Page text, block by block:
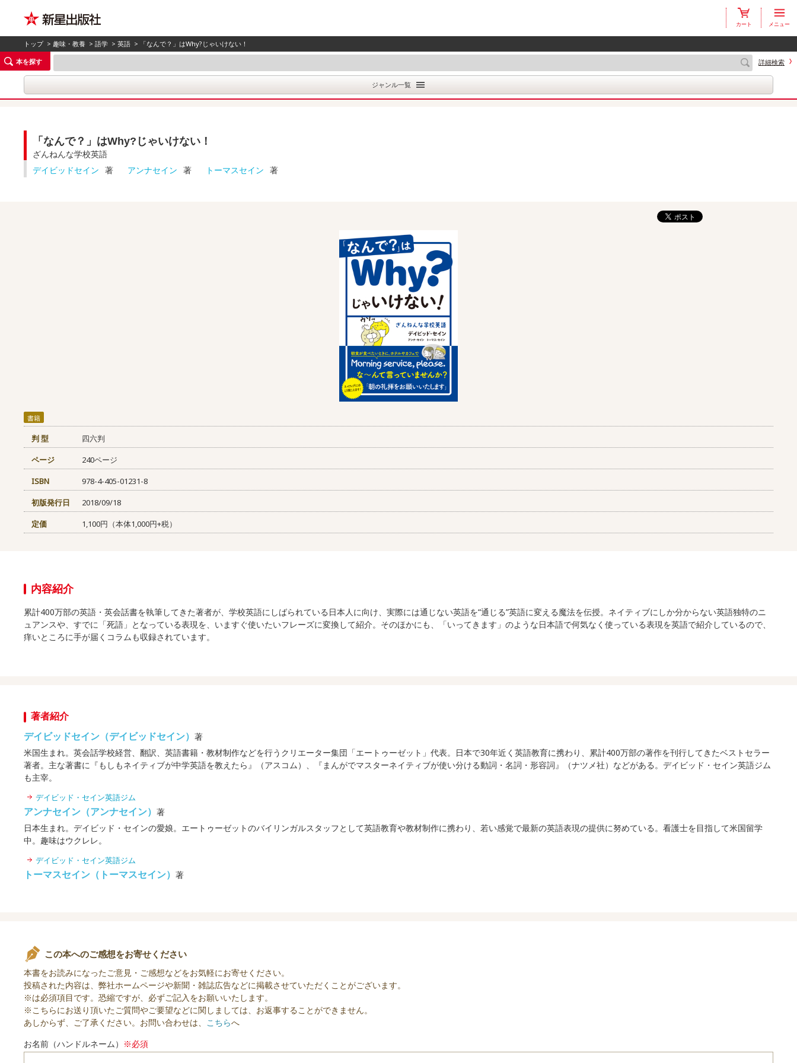
カート メニュー
トップ >趣味・教養 >語学 >英語 > 「なんで？」はWhy?じゃいけない！
本を探す
詳細検索
ジャンル一覧
「なんで？」はWhy?じゃいけない！
ざんねんな学校英語
デイビッドセイン 著 アンナセイン 著 トーマスセイン 著
書籍
判 型
四六判
ページ
240ページ
ISBN
978-4-405-01231-8
初版発行日
2018/09/18
定価
1,100円（本体1,000円+税）
内容紹介
累計400万部の英語・英会話書を執筆してきた著者が、学校英語にしばられている日本人に向け、実際には通じない英語を“通じる”英語に変える魔法を伝授。ネイティブにしか分からない英語独特のニ
ュアンスや、すでに「死語」となっている表現を、いますぐ使いたいフレーズに変換して紹介。そのほかにも、「いってきます」のような日本語で何気なく使っている表現を英語で紹介しているので、
痒いところに手が届くコラムも収録されています。
著者紹介
デイビッドセイン（デイビッドセイン）著
米国生まれ。英会話学校経営、翻訳、英語書籍・教材制作などを行うクリエーター集団「エートゥーゼット」代表。日本で30年近く英語教育に携わり、累計400万部の著作を刊行してきたベストセラー
著者。主な著書に『もしもネイティブが中学英語を教えたら』（アスコム）、『まんがでマスターネイティブが使い分ける動詞・名詞・形容詞』（ナツメ社）などがある。デイビッド・セイン英語ジム
も主宰。
デイビッド・セイン英語ジム
アンナセイン（アンナセイン）著
日本生まれ。デイビッド・セインの愛娘。エートゥーゼットのバイリンガルスタッフとして英語教育や教材制作に携わり、若い感覚で最新の英語表現の提供に努めている。看護士を目指して米国留学
中。趣味はウクレレ。
デイビッド・セイン英語ジム
トーマスセイン（トーマスセイン）著
この本へのご感想をお寄せください
本書をお読みになったご意見・ご感想などをお気軽にお寄せください。
投稿された内容は、弊社ホームページや新聞・雑誌広告などに掲載させていただくことがございます。
※は必須項目です。恐縮ですが、必ずご記入をお願いいたします。
※こちらにお送り頂いたご質問やご要望などに関しましては、お返事することができません。
あしからず、ご了承ください。お問い合わせは、 こちらへ
お名前（ハンドルネーム） ※必須